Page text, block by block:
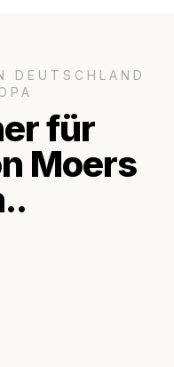
DEUTSCHLAND
für
Moers